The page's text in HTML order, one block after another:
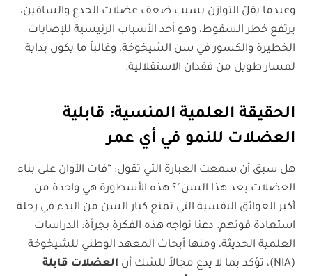
وعندما يقلّ التوازن بسبب ضعف عضلات الجذع والساقين،
يرتفع خطر السقوط، وهو أحد الأسباب الرئيسية للإصابات
الخطيرة والكسور في سن الشيخوخة، وغالباً ما يكون بداية
لمسار طويل من فقدان الاستقلالية.
الحقيقة العلمية المنسية: قابلية
العضلات للنمو في أي عمر
هل سبق أن سمعت العبارة التي تقول: “فات الأوان على بناء
العضلات بعد هذا السن”؟ هذه الأسطورة هي واحدة من
أكبر العوائق النفسية التي تمنع كبار السن من البدء في رحلة
استعادة قوتهم. دعنا نواجه هذه الفكرة بجرأة: الدراسات
العلمية الحديثة، ومنها أبحاث المعهد الوطني للشيخوخة
(NIA)، تؤكد بما لا يدع مجالاً للشك أن
العضلات قابلة